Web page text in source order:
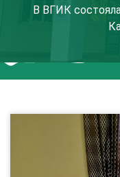
В ВГИК